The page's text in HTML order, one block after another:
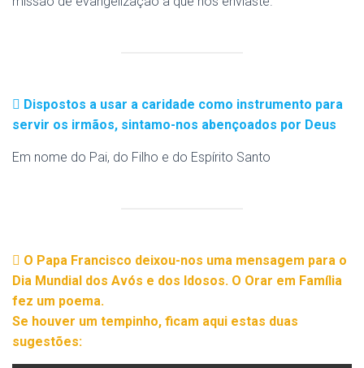
Dispostos a usar a caridade como instrumento para
servir os irmãos, sintamo-nos abençoados por Deus
Em nome do Pai, do Filho e do Espírito Santo
O Papa Francisco deixou-nos uma mensagem para o
Dia Mundial dos Avós e dos Idosos. O Orar em Família
fez um poema.
Se houver um tempinho, ficam aqui estas duas
sugestões: